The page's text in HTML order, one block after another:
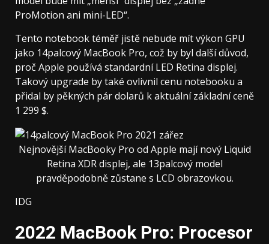
ProMotion ani mini-LED“.
Tento notebook téměř jistě nebude mít výkon GPU
jako 14palcový MacBook Pro, což by byl další důvod,
proč Apple používá standardní LED Retina displej.
Takový upgrade by také ovlivnil cenu notebooku a
přidal by pěkných pár dolarů k aktuální základní ceně
1 299 $.
Nejnovější MacBooky Pro od Apple mají nový Liquid
Retina XDR displej, ale 13palcový model
pravděpodobně zůstane s LCD obrazovkou.
IDG
2022 MacBook Pro: Procesor